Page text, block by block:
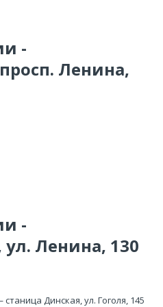
-
Ленина,
-
Ленина, 130
Динская, ул. Гоголя, 145